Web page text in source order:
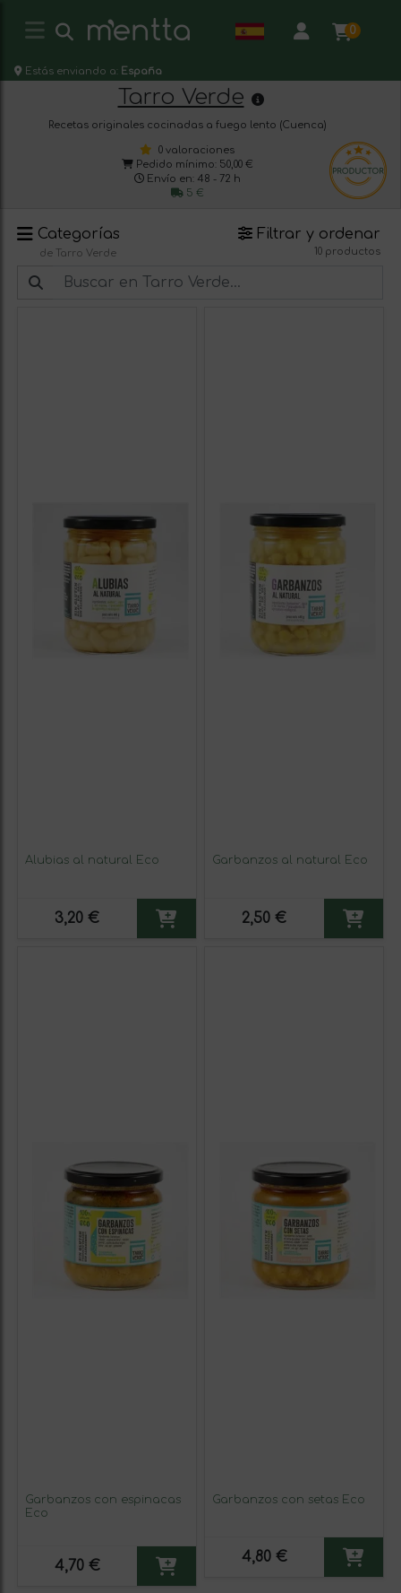
0
Estás enviando a: España
Tarro Verde
Recetas originales cocinadas a fuego lento (Cuenca)
0 valoraciones
Pedido mínimo: 50,00 €
Envío en: 48 - 72 h
5 €
Categorías
de Tarro Verde
Filtrar y ordenar
10 productos
Alubias al natural Eco
3,20 €
Garbanzos al natural Eco
2,50 €
Garbanzos con espinacas
Eco
4,70 €
Garbanzos con setas Eco
4,80 €